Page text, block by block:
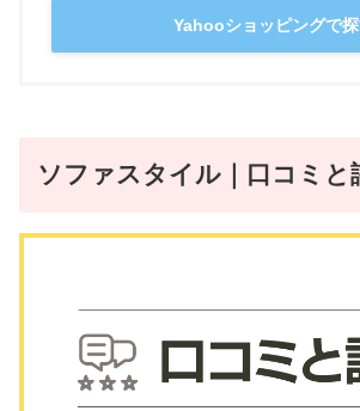
Yahooショッピングで
ソファスタイル｜口コミと